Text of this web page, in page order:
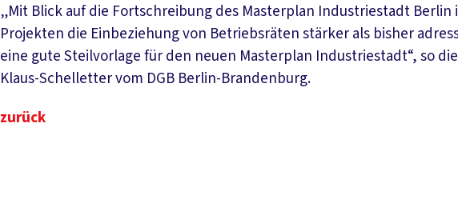
„Mit Blick auf die Fortschreibung des Masterplan Industriestadt
Projekten die Einbeziehung von Betriebsräten stärker als bisher
eine gute Steilvorlage für den neuen Masterplan Industriestadt“, so
Klaus-Schelletter vom DGB Berlin-Brandenburg.
zurück